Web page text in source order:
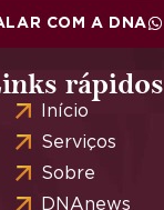
COM A DNA
rápidos
Início
Serviços
Sobre
DNAnews